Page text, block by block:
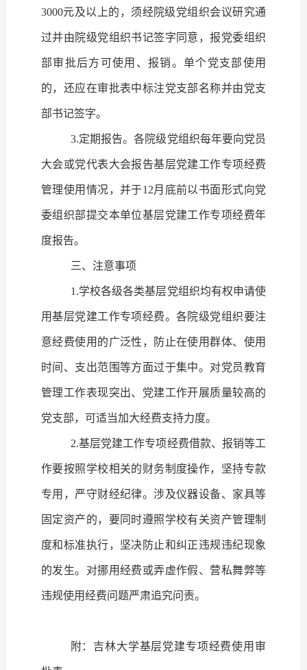
3000元及以上的，须经院级党组织会议研究通
过并由院级党组织书记签字同意，报党委组织
部审批后方可使用、报销。单个党支部使用
的，还应在审批表中标注党支部名称并由党支
部书记签字。
3.定期报告。各院级党组织每年要向党员
大会或党代表大会报告基层党建工作专项经费
管理使用情况，并于12月底前以书面形式向党
委组织部提交本单位基层党建工作专项经费年
度报告。
三、注意事项
1.学校各级各类基层党组织均有权申请使
用基层党建工作专项经费。各院级党组织要注
意经费使用的广泛性，防止在使用群体、使用
时间、支出范围等方面过于集中。对党员教育
管理工作表现突出、党建工作开展质量较高的
党支部，可适当加大经费支持力度。
2.基层党建工作专项经费借款、报销等工
作要按照学校相关的财务制度操作，坚持专款
专用，严守财经纪律。涉及仪器设备、家具等
固定资产的，要同时遵照学校有关资产管理制
度和标准执行，坚决防止和纠正违规违纪现象
的发生。对挪用经费或弄虚作假、营私舞弊等
违规使用经费问题严肃追究问责。
附：吉林大学基层党建专项经费使用审